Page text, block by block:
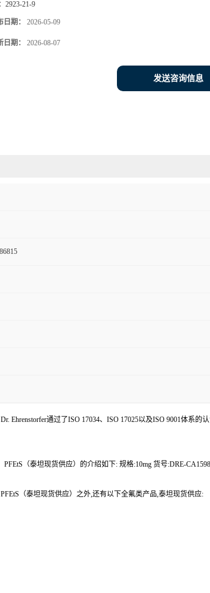
2923-21-9
日期： 2026-05-09
日期： 2026-08-07
发送咨询信息
Ehrenstorfer通过了ISO 17034、ISO 17025以及ISO 9001体系
（泰坦现货供应）的介绍如下: 规格:10mg 货号:DRE-
（泰坦现货供应）之外,还有以下全氟类产品,泰坦现货供应: